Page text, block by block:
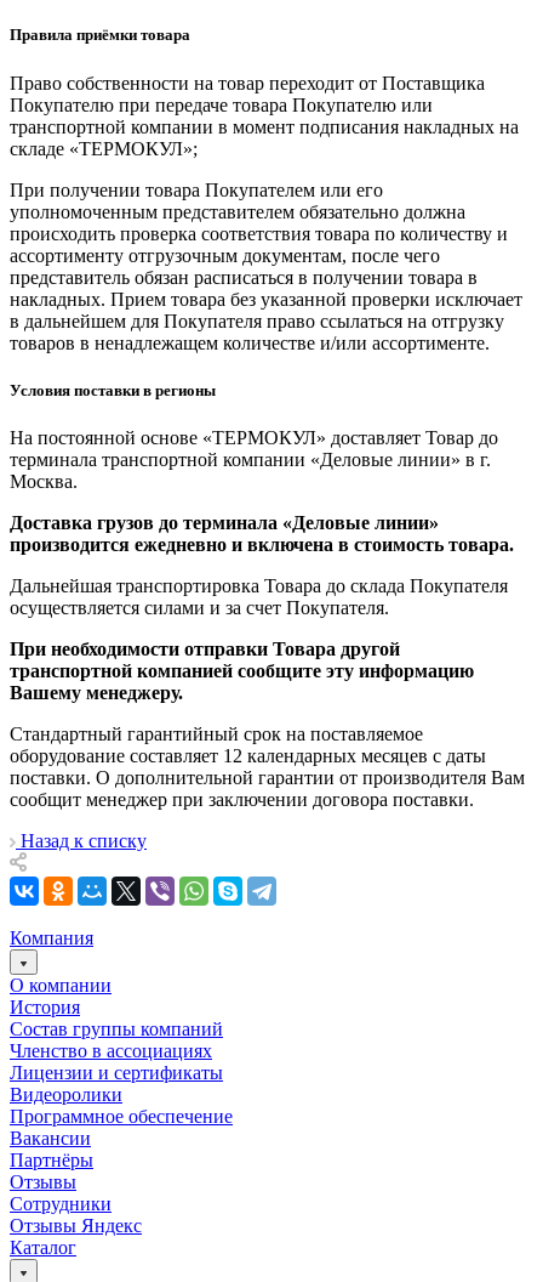
Правила приёмки товара
Право собственности на товар переходит от Поставщика
Покупателю при передаче товара Покупателю или
транспортной компании в момент подписания накладных на
складе «ТЕРМОКУЛ»;
При получении товара Покупателем или его
уполномоченным представителем обязательно должна
происходить проверка соответствия товара по количеству и
ассортименту отгрузочным документам, после чего
представитель обязан расписаться в получении товара в
накладных. Прием товара без указанной проверки исключает
в дальнейшем для Покупателя право ссылаться на отгрузку
товаров в ненадлежащем количестве и/или ассортименте.
Условия поставки в регионы
На постоянной основе «ТЕРМОКУЛ» доставляет Товар до
терминала транспортной компании «Деловые линии» в г.
Москва.
Доставка грузов до терминала «Деловые линии»
производится ежедневно и включена в стоимость товара.
Дальнейшая транспортировка Товара до склада Покупателя
осуществляется силами и за счет Покупателя.
При необходимости отправки Товара другой
транспортной компанией сообщите эту информацию
Вашему менеджеру.
Стандартный гарантийный срок на поставляемое
оборудование составляет 12 календарных месяцев с даты
поставки. О дополнительной гарантии от производителя Вам
сообщит менеджер при заключении договора поставки.
Назад к списку
Компания
О компании
История
Состав группы компаний
Членство в ассоциациях
Лицензии и сертификаты
Видеоролики
Программное обеспечение
Вакансии
Партнёры
Отзывы
Сотрудники
Отзывы Яндекс
Каталог